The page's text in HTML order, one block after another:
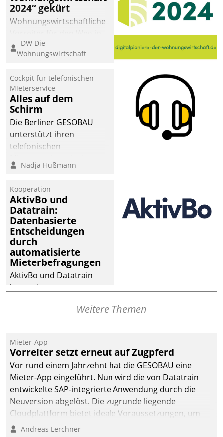
2024“ gekürt
Wohnungswirtschaftliche
eine digitale Zukunft zu
finden, ist das Ziel des
der
Wohnungswirtschaft“.
Bewerben können sich
dafür ein Team
bestehend aus
Wohnungsunternehmen
und PropTech.
DW Die
Wohnungswirtschaft
Cockpit für telefonischen
Mieterservice
Alles auf dem
Schirm
Die Berliner GESOBAU
unterstützt ihren
telefonischen
digitalen Cockpit, das
passende Fragen und
Schlagworte auswirft.
Eine intuitive
Dialogführung ermöglicht
dem externen
Serviceteam, Anrufe von
Mietenden zügiger und
effizienter zu bearbeiten.
Nadja Hußmann
Kooperation
AktivBo und
Datatrain:
Datenbasierte
Entscheidungen
durch
automatisierte
Mieterbefragungen
AktivBo und Datatrain
kooperieren –
profitieren: Die nahtlose
Datatrain ermöglicht
automatisiert ausgelöste,
zielgerichtete
Mieterbefragungen – eine
starke Grundlage für
intelligente,
Entscheidungen.
Weitere Themen
Mieter-App
Vorreiter setzt erneut auf Zugpferd
Vor rund einem Jahrzehnt hat die GESOBAU eine
Mieter-App eingeführt. Nun wird die von Datatrain
entwickelte SAP-integrierte Anwendung durch die
Neuversion abgelöst. Die zugrunde liegende
Cloudplattform bietet ideale Voraussetzungen, um
die Funktionalität der App zu erweitern und weitere
Andreas Lerchner